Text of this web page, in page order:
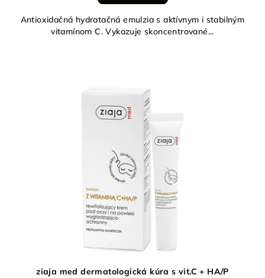
Antioxidačná hydratačná emulzia s aktívnym i stabilným
vitamínom C. Vykazuje skoncentrované...
ziaja med dermatologická kúra s vit.C + HA/P